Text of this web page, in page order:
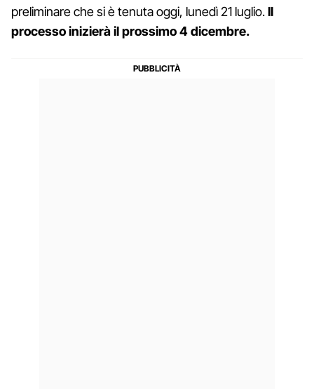
preliminare che si è tenuta oggi, lunedì 21 luglio.Il
processo inizierà il prossimo 4 dicembre.